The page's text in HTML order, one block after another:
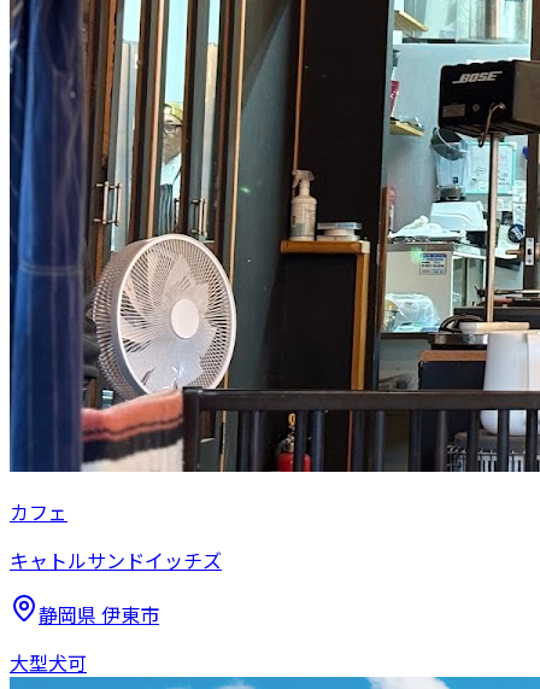
カフェ
キャトルサンドイッチズ
静岡県 伊東市
大型犬可